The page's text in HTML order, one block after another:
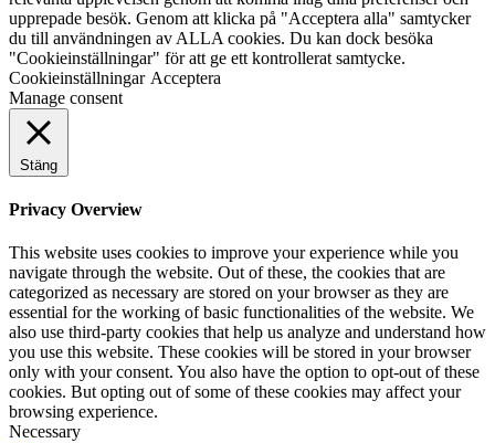
upprepade besök. Genom att klicka på "Acceptera alla" samtycker
du till användningen av ALLA cookies. Du kan dock besöka
"Cookieinställningar" för att ge ett kontrollerat samtycke.
Cookieinställningar Acceptera
Manage consent
Stäng
Privacy Overview
This website uses cookies to improve your experience while you
navigate through the website. Out of these, the cookies that are
categorized as necessary are stored on your browser as they are
essential for the working of basic functionalities of the website. We
also use third-party cookies that help us analyze and understand how
you use this website. These cookies will be stored in your browser
only with your consent. You also have the option to opt-out of these
cookies. But opting out of some of these cookies may affect your
browsing experience.
Necessary